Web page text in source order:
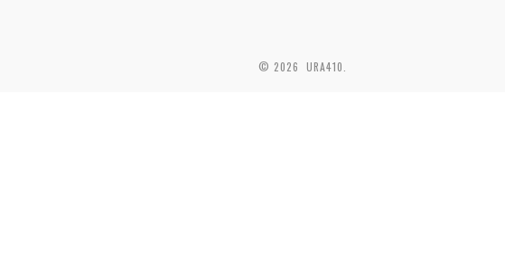
© 2026 URA410.